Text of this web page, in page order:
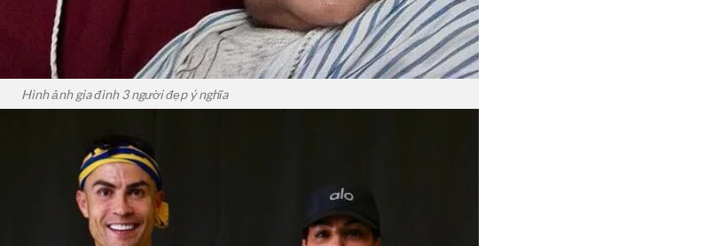
Hình ảnh gia đình 3 người đẹp ý nghĩa